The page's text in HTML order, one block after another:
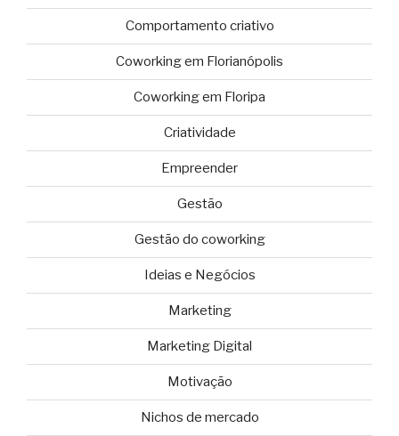
Comportamento criativo
Coworking em Florianópolis
Coworking em Floripa
Criatividade
Empreender
Gestão
Gestão do coworking
Ideias e Negócios
Marketing
Marketing Digital
Motivação
Nichos de mercado